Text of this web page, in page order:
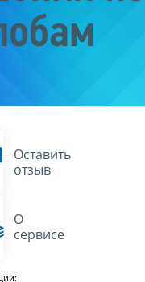
Оставить
отзыв
О
сервисе